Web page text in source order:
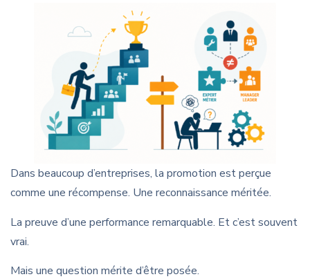
Dans beaucoup d’entreprises, la promotion est perçue
comme une récompense. Une reconnaissance méritée.
La preuve d’une performance remarquable. Et c’est souvent
vrai.
Mais une question mérite d’être posée.